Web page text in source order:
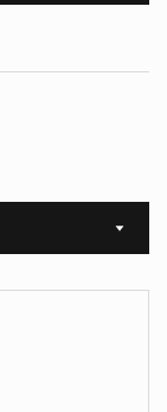
Sort